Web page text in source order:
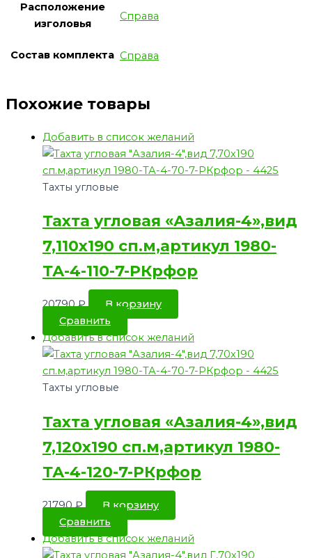
Расположение
изголовья
Справа
Состав комплекта Справа
Похожие товары
Добавить в список желаний
Тахты угловые
Тахта угловая «Азалия-4»,вид
7,110х190 сп.м,артикул 1980-
ТА-4-110-7-РКрфор
20790₽
В корзину
Сравнить
Добавить в список желаний
Тахты угловые
Тахта угловая «Азалия-4»,вид
7,120х190 сп.м,артикул 1980-
ТА-4-120-7-РКрфор
21790₽
В корзину
Сравнить
Добавить в список желаний